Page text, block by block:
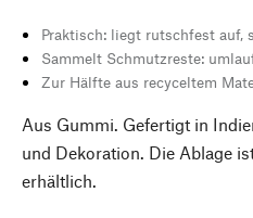
Praktisch: liegt rutschfest auf,
Sammelt Schmutzreste:
Zur Hälfte aus recyceltem
Aus Gummi. Gefertigt in
und Dekoration. Die Ablage
erhältlich.